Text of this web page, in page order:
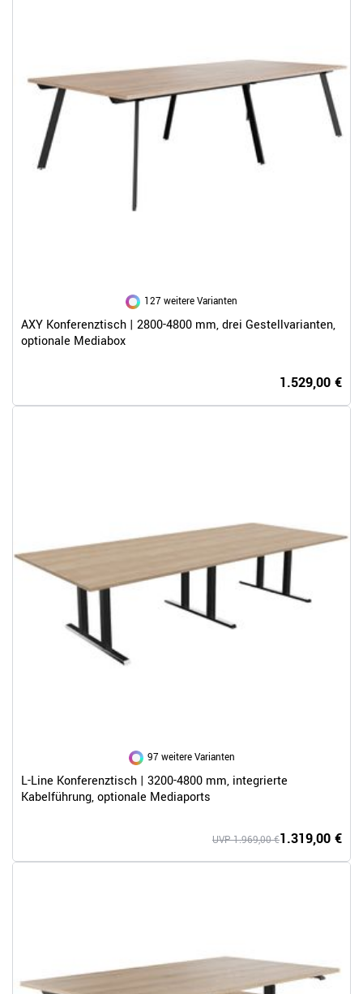
127 weitere Varianten
AXY Konferenztisch | 2800-4800 mm, drei Gestellvarianten,
optionale Mediabox
1.529,00 €
97 weitere Varianten
L-Line Konferenztisch | 3200-4800 mm, integrierte
Kabelführung, optionale Mediaports
1.319,00 €
UVP 1.969,00 €